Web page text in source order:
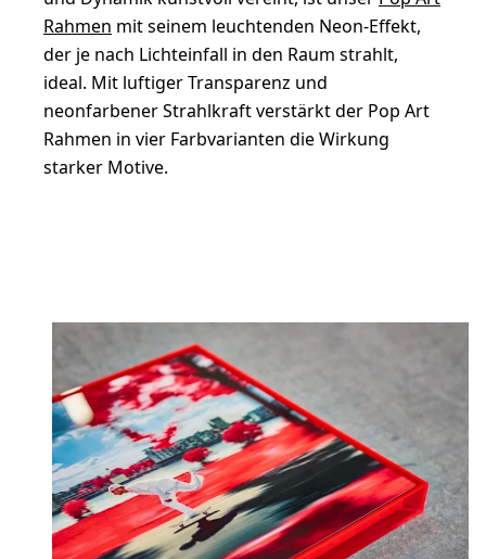
Rahmen mit seinem leuchtenden Neon-Effekt,
der je nach Lichteinfall in den Raum strahlt,
ideal. Mit luftiger Transparenz und
neonfarbener Strahlkraft verstärkt der Pop Art
Rahmen in vier Farbvarianten die Wirkung
starker Motive.